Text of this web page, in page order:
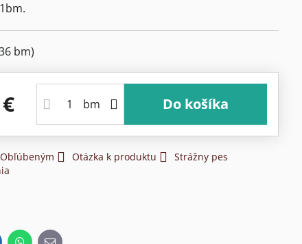
bm)
bm Do košíka
Otázka k produktu
Strážny pes